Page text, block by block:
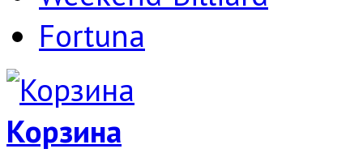
Fortuna
Корзина